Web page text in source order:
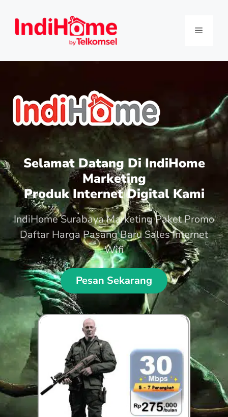
Selamat Datang Di IndiHome
Marketing
Produk Internet Digital Kami
IndiHome Surabaya Marketing Paket Promo
Daftar Harga Pasang Baru Sales Internet
Wifi
Pesan Sekarang